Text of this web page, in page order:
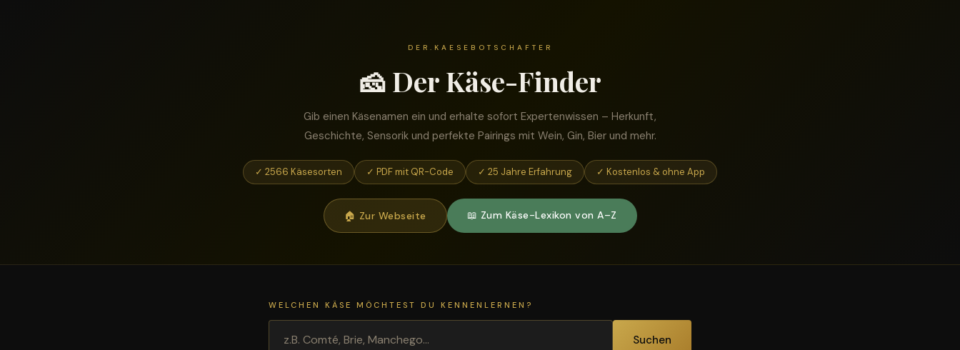
DER.KAESEBOTSCHAFTER
🧀 Der Käse-Finder
Gib einen Käsenamen ein und erhalte sofort Expertenwissen – Herkunft,
Geschichte, Sensorik und perfekte Pairings mit Wein, Gin, Bier und mehr.
✓ 2566 Käsesorten ✓ PDF mit QR-Code ✓ 25 Jahre Erfahrung ✓ Kostenlos & ohne App
🏠 Zur Webseite 📖 Zum Käse-Lexikon von A–Z
WELCHEN KÄSE MÖCHTEST DU KENNENLERNEN?
Suchen